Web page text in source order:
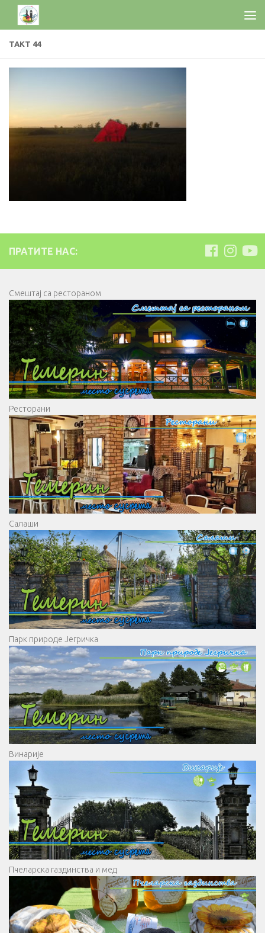
ТАКТ 44
ПРАТИТЕ НАС:
Смештај са рестораном
Ресторани
Салаши
Парк природе Јегричка
Винарије
Пчеларска газдинства и мед